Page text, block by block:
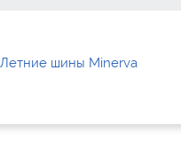
Летние шины Minerva